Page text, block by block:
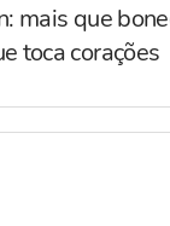
mais que
toca corações